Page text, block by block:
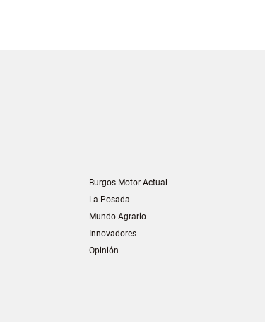
Burgos Motor Actual
La Posada
Mundo Agrario
Innovadores
Opinión